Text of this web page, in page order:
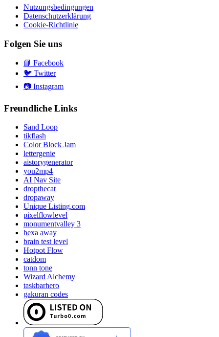
Nutzungsbedingungen
Datenschutzerklärung
Cookie-Richtlinie
Folgen Sie uns
📘 Facebook
🐦 Twitter
📷 Instagram
Freundliche Links
Sand Loop
tikflash
Color Block Jam
lettergenie
aistorygenerator
you2mp4
AI Nav Site
dropthecat
dropaway
Unique Listing.com
pixelflowlevel
monumentvalley 3
hexa away
brain test level
Hotpot Flow
catdom
tonn tone
Wizard Alchemy
taskbarhero
gakuran codes